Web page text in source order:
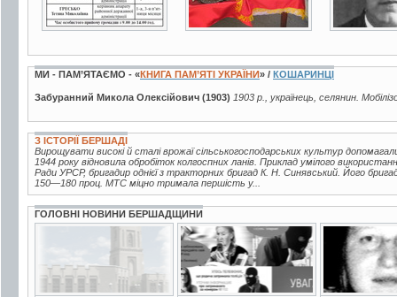
МИ - ПАМ’ЯТАЄМО - «КНИГА ПАМ’ЯТІ УКРАЇНИ» / КОШАРИНЦІ
Забуранний Микола Олексійович (1903) 1903 р., українець, селянин.
З ІСТОРІЇ БЕРШАДІ
Вирощувати високі й сталі врожаї сільськогосподарських культур
1944 року відновила обробіток колгоспних ланів. Приклад умілого
Ради УРСР, бригадир однієї з тракторних бригад К. Н. Синявський. Його
150—180 проц. МТС міцно тримала першість у...
ГОЛОВНІ НОВИНИ БЕРШАДЩИНИ